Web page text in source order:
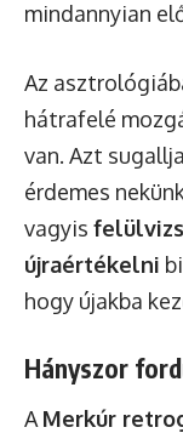
mindannyian
Az
hátrafelé
van. Azt
érdemes
vagyis
újraértékelni
hogy újakba
Hányszor
A Merkúr